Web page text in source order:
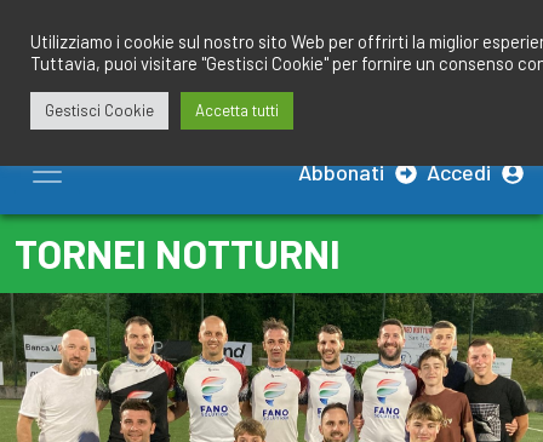
contenuto
Abbonati Accedi
TORNEI NOTTURNI
Utilizziamo i cookie sul nostro sito Web per offrirti la miglior
Tuttavia, puoi visitare "Gestisci Cookie" per fornire un consenso
Gestisci Cookie Accetta tutti